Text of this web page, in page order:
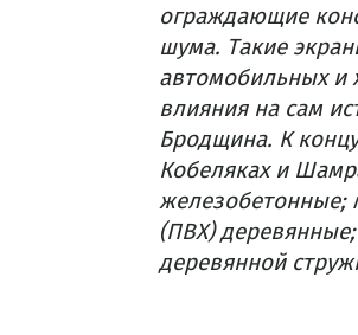
ограждающие
шума. Такие
автомобильных и
влияния на сам
Бродщина. К
Кобеляках и
железобетонные;
(ПВХ)
деревянной